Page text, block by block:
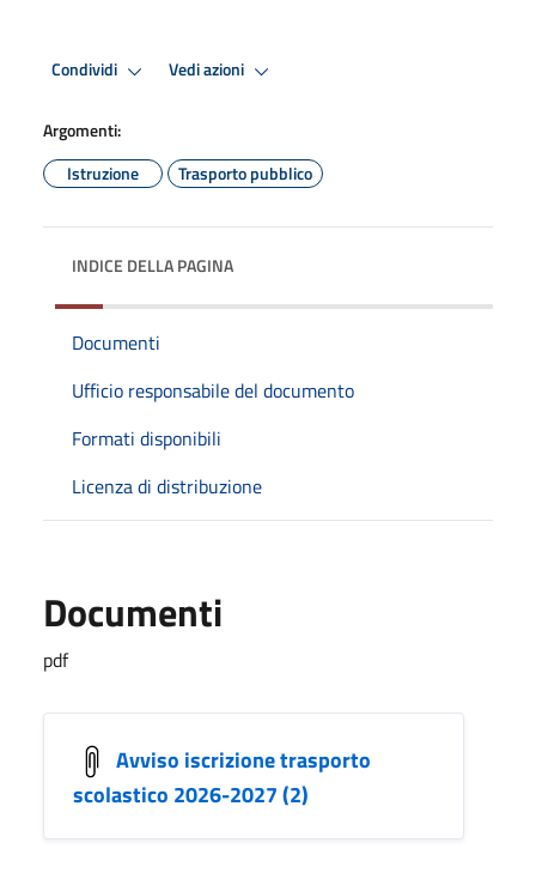
Condividi Vedi azioni
Argomenti:
Istruzione
Trasporto pubblico
INDICE DELLA PAGINA
Documenti
Ufficio responsabile del documento
Formati disponibili
Licenza di distribuzione
Documenti
pdf
Avviso iscrizione trasporto
scolastico 2026-2027 (2)